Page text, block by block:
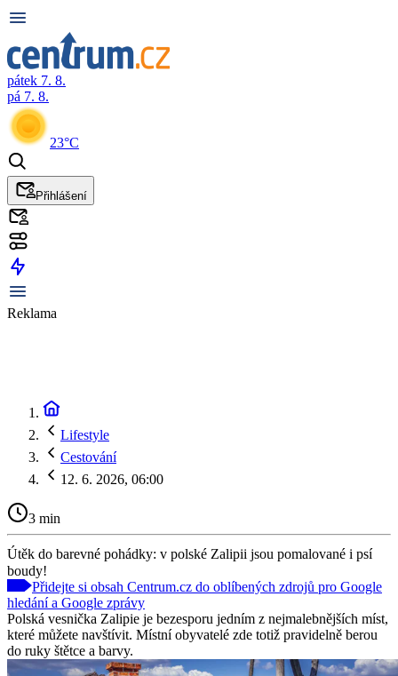
pátek 7. 8.
pá 7. 8.
23°C
Přihlášení
Reklama
Lifestyle
Cestování
12. 6. 2026, 06:00
3 min
Útěk do barevné pohádky: v polské Zalipii jsou pomalované i psí
boudy!
Přidejte si obsah Centrum.cz do oblíbených zdrojů pro Google
hledání a Google zprávy
Polská vesnička Zalipie je bezesporu jedním z nejmalebnějších míst,
které můžete navštívit. Místní obyvatelé zde totiž pravidelně berou
do ruky štětce a barvy.